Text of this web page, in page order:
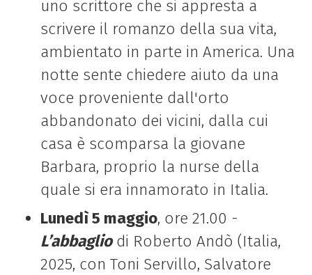
uno scrittore che si appresta a
scrivere il romanzo della sua vita,
ambientato in parte in America. Una
notte sente chiedere aiuto da una
voce proveniente dall'orto
abbandonato dei vicini, dalla cui
casa è scomparsa la giovane
Barbara, proprio la nurse della
quale si era innamorato in Italia.
Lunedì 5 maggio, ore 21.00 -
L’abbagliodi Roberto Andò (Italia,
2025, con Toni Servillo, Salvatore